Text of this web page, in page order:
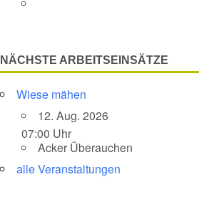
NÄCHSTE ARBEITSEINSÄTZE
Wiese mähen
12. Aug. 2026
07:00 Uhr
Acker Überauchen
alle Veranstaltungen